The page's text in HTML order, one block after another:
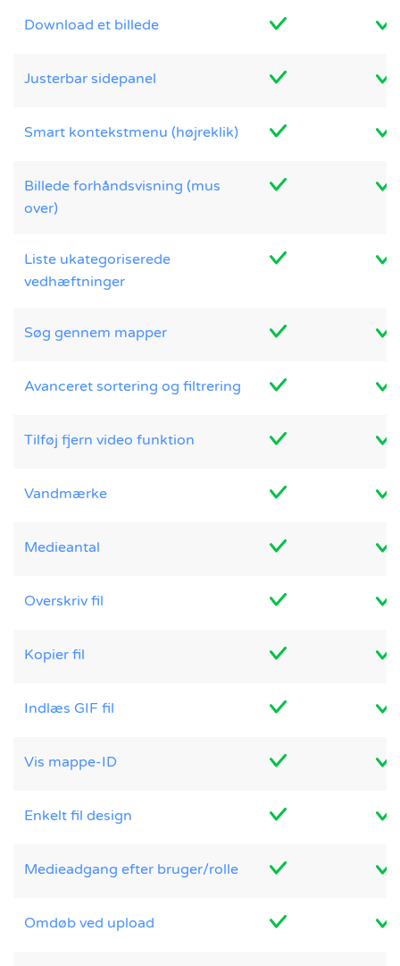
Download et billede
Justerbar sidepanel
Smart kontekstmenu (højreklik)
Billede forhåndsvisning (mus
over)
Liste ukategoriserede
vedhæftninger
Søg gennem mapper
Avanceret sortering og filtrering
Tilføj fjern video funktion
Vandmærke
Medieantal
Overskriv fil
Kopier fil
Indlæs GIF fil
Vis mappe-ID
Enkelt fil design
Medieadgang efter bruger/rolle
Omdøb ved upload